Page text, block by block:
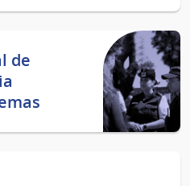
de